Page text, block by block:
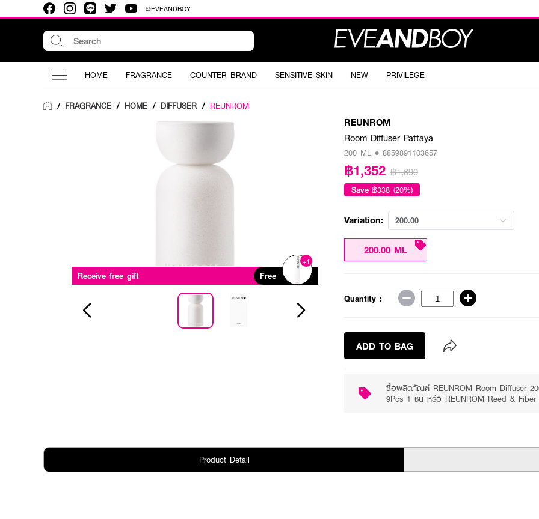
@EVEANDBOY
HOME FRAGRANCE COUNTER BRAND SENSITIVE SKIN NEW PRIVILEGE
/ FRAGRANCE / HOME / DIFFUSER / REUNROM
Receive free gift Free
+1
REUNROM
Room Diffuser Pattaya
200 ML • 8859891103657
฿1,352 ฿1,690
Save ฿338 (20%)
Variation: 200.00
200.00 ML
Quantity :
ADD TO BAG
ซื้อผลิตภัณฑ์ REUNROM Room Diffuser
9Pcs 1 ชิ้น หรือ REUNROM Reed &
Product Detail